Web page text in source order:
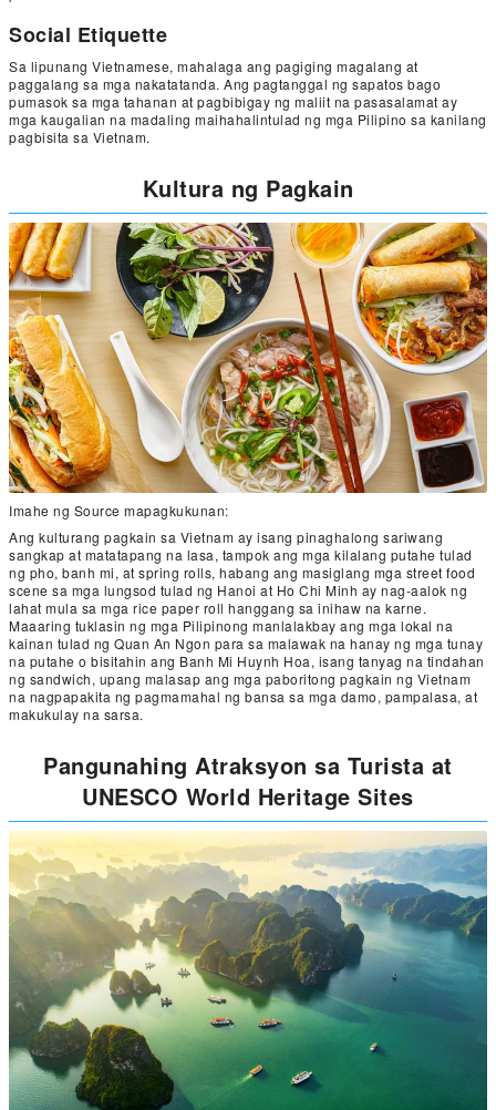
Social Etiquette
Sa lipunang Vietnamese, mahalaga ang pagiging magalang at
paggalang sa mga nakatatanda. Ang pagtanggal ng sapatos bago
pumasok sa mga tahanan at pagbibigay ng maliit na pasasalamat ay
mga kaugalian na madaling maihahalintulad ng mga Pilipino sa kanilang
pagbisita sa Vietnam.
Kultura ng Pagkain
Imahe ng Source mapagkukunan:
Ang kulturang pagkain sa Vietnam ay isang pinaghalong sariwang
sangkap at matatapang na lasa, tampok ang mga kilalang putahe tulad
ng pho, banh mi, at spring rolls, habang ang masiglang mga street food
scene sa mga lungsod tulad ng Hanoi at Ho Chi Minh ay nag-aalok ng
lahat mula sa mga rice paper roll hanggang sa inihaw na karne.
Maaaring tuklasin ng mga Pilipinong manlalakbay ang mga lokal na
kainan tulad ng Quan An Ngon para sa malawak na hanay ng mga tunay
na putahe o bisitahin ang Banh Mi Huynh Hoa, isang tanyag na tindahan
ng sandwich, upang malasap ang mga paboritong pagkain ng Vietnam
na nagpapakita ng pagmamahal ng bansa sa mga damo, pampalasa, at
makukulay na sarsa.
Pangunahing Atraksyon sa Turista at
UNESCO World Heritage Sites